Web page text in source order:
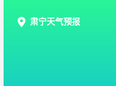
肃宁天气预报